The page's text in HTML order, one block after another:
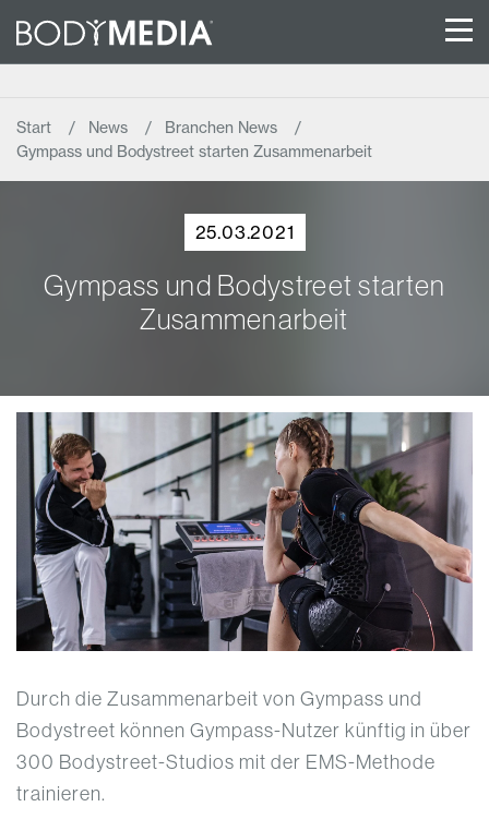
Start News
Branchen News
Gympass und Bodystreet starten Zusammenarbeit
25.03.2021
Gympass und Bodystreet starten
Zusammenarbeit
Durch die Zusammenarbeit von Gympass und
Bodystreet können Gympass-Nutzer künftig in über
300 Bodystreet-Studios mit der EMS-Methode
trainieren.